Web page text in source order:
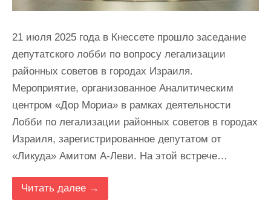
21 июля 2025 года в Кнессете прошло заседание
депутатского лобби по вопросу легализации
районных советов в городах Израиля.
Мероприятие, организованное Аналитическим
центром «Дор Мориа» в рамках деятельности
Лобби по легализации районных советов в городах
Израиля, зарегистрированное депутатом от
«Ликуда» Амитом А-Леви. На этой встрече…
Читать далее →